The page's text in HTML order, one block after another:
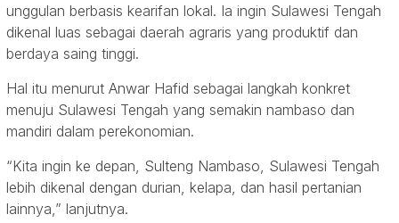
unggulan berbasis kearifan lokal. Ia ingin Sulawesi Tengah
dikenal luas sebagai daerah agraris yang produktif dan
berdaya saing tinggi.
Hal itu menurut Anwar Hafid sebagai langkah konkret
menuju Sulawesi Tengah yang semakin nambaso dan
mandiri dalam perekonomian.
“Kita ingin ke depan, Sulteng Nambaso, Sulawesi Tengah
lebih dikenal dengan durian, kelapa, dan hasil pertanian
lainnya,” lanjutnya.